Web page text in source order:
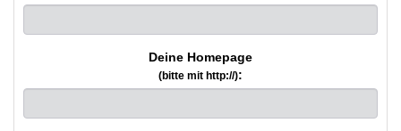
Deine Homepage
(bitte mit http://):